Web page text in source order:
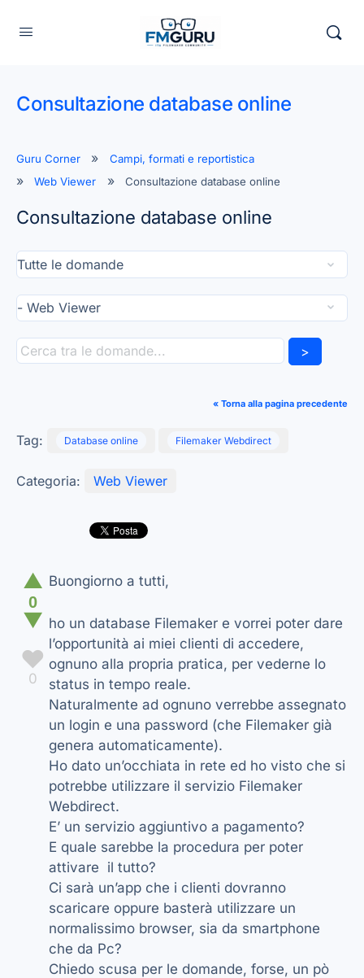
Consultazione database online
Guru Corner
Campi, formati e reportistica
Web Viewer
Consultazione database online
Consultazione database online
>
« Torna alla pagina precedente
Tag: Database online Filemaker Webdirect
Categoria: Web Viewer
▲
0
▼
♥
0
Buongiorno a tutti,
ho un database Filemaker e vorrei poter dare
l’opportunità ai miei clienti di accedere,
ognuno alla propria pratica, per vederne lo
status in tempo reale.
Naturalmente ad ognuno verrebbe assegnato
un login e una password (che Filemaker già
genera automaticamente).
Ho dato un’occhiata in rete ed ho visto che si
potrebbe utilizzare il servizio Filemaker
Webdirect.
E’ un servizio aggiuntivo a pagamento?
E quale sarebbe la procedura per poter
attivare il tutto?
Ci sarà un’app che i clienti dovranno
scaricare oppure basterà utilizzare un
normalissimo browser, sia da smartphone
che da Pc?
Chiedo scusa per le domande, forse, un pò